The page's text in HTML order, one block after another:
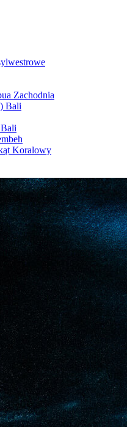
Zachodnia
Bali
Koralowy